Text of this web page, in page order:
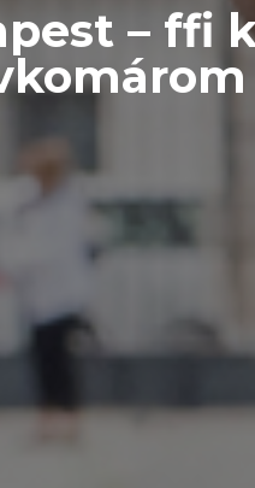
– ffi